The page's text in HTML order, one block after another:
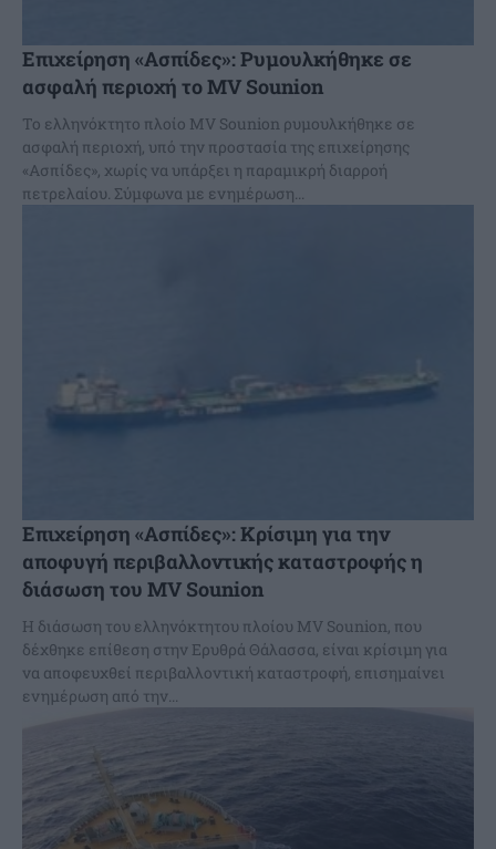
Επιχείρηση «Ασπίδες»: Ρυμουλκήθηκε σε
ασφαλή περιοχή το MV Sounion
Το ελληνόκτητο πλοίο MV Sounion ρυμουλκήθηκε σε
ασφαλή περιοχή, υπό την προστασία της επιχείρησης
«Ασπίδες», χωρίς να υπάρξει η παραμικρή διαρροή
πετρελαίου. Σύμφωνα με ενημέρωση...
Επιχείρηση «Ασπίδες»: Κρίσιμη για την
αποφυγή περιβαλλοντικής καταστροφής η
διάσωση του MV Sounion
Η διάσωση του ελληνόκτητου πλοίου MV Sounion, που
δέχθηκε επίθεση στην Ερυθρά Θάλασσα, είναι κρίσιμη για
να αποφευχθεί περιβαλλοντική καταστροφή, επισημαίνει
ενημέρωση από την...